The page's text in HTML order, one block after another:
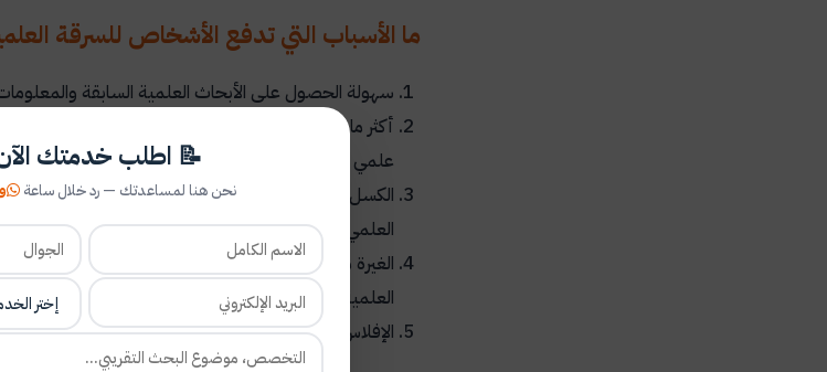
ما الأسباب التي تدفع الأشخاص للسرقة
سهولة الحصول على الأبحاث العلمية السابقة
أكثر ما يوقع الباحثين في السرقة العلمية هي عملية
علمي يقوم الباحث التسويف حتى يصل إلى مأزق الوقت
الكسل العقلي: التي تعود عليه الباحث من صغره أن
العلمي.
الغيرة من المتفوقين: فيقوم الشخص بالسرقة العلمية
العلمية بأي وسيلة.
الإفلاس الأخلاقي: فإذا كان السارق من الأساس بلا
📝 اطلب خدمتك
نحن هنا لمساعدتك — رد خلال ساعة